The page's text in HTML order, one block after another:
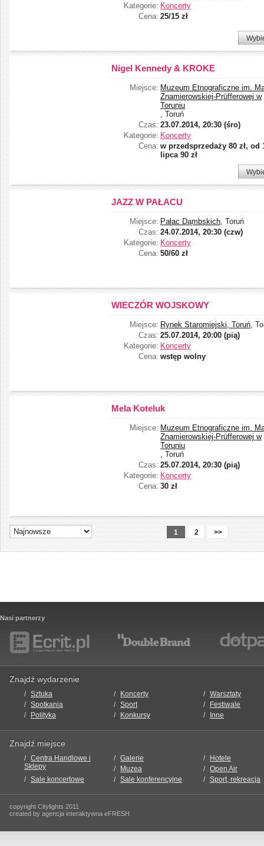
Kategorie: Koncerty
Cena: 25/15 zł
Nigel Kennedy & KROKE
Miejsce: Muzeum Etnograficzne im.
Znamierowskiej-Prüfferowej w
Toruniu
, Toruń
Czas: 23.07.2014, 20:30 (śro)
Kategorie: Koncerty
Cena: w przedsprzedaży 80 zł, od
lipca 90 zł
JAZZ W PAŁACU
Miejsce: Pałac Dąmbskich, Toruń
Czas: 24.07.2014, 20:30 (czw)
Kategorie: Koncerty
Cena: 50/60 zł
WIECZÓR WOJSKOWY
Miejsce: Rynek Staromiejski, Toruń,
Czas: 25.07.2014, 20:00 (pią)
Kategorie: Koncerty
Cena: wstęp wolny
Mela Koteluk
Miejsce: Muzeum Etnograficzne im.
Znamierowskiej-Prüfferowej w
Toruniu
, Toruń
Czas: 25.07.2014, 20:30 (pią)
Kategorie: Koncerty
Cena: 30 zł
1 2 >>
Nasi partnerzy
Znajdź wydarzenie
Sztuka Koncerty
Warsztaty
Spotkania
Sport
Festiwale
Polityka
Konkursy Inne
Znajdź miejsce
Centra Handlowe i
Sklepy
Galerie
Hotele
Muzea
Open Air
Sale koncertowe
Sale konferencyjne Sport, rekreacja
copyright Citylights 2011
created by agencja interaktywna eFRESH